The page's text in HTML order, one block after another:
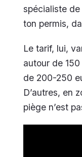
spécialiste de
ton permis,
Le tarif, lui,
autour de
de 200-250
D’autres, en
piège n’est